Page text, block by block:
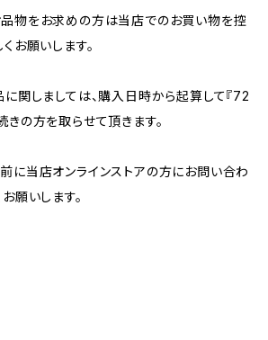
物をお求めの方は当店でのお買い物を控
お願いします。
に関しましては、購入日時から起算して『72
の方を取らせて頂きます。
に当店オンラインストアの方にお問い合わ
願いします。